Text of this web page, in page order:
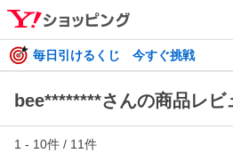
毎日引けるくじ 今すぐ挑戦
bee********さんの商品レビ
1 - 10件 / 11件